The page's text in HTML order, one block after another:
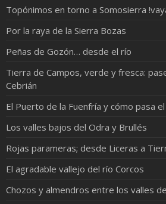
Topónimos en torno a Somosierra
Por la raya de la Sierra Bozas
Peñas de Gozón… desde el río
Tierra de Campos, verde y fresca:
Cebrián
El Puerto de la Fuenfría y cómo pasa
Los valles bajos del Odra y Brullés
Rojas parameras; desde Liceras a
El agradable vallejo del río Corcos
Chozos y almendros entre los valles